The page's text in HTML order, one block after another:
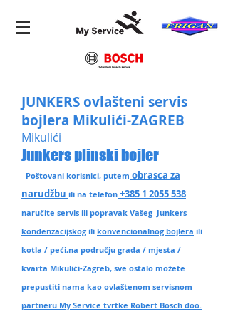
JUNKERS ovlašteni servis
bojlera Mikulići-ZAGREB
Mikulići
Junkers plinski bojler
Poštovani korisnici, putem obrasca za
narudžbu ili na telefon +385 1 2055 538
naručite servis ili popravak Vašeg Junkers
kondenzacijskog ili konvencionalnog bojlera ili
kotla / peći,na području grada / mjesta /
kvarta Mikulići-Zagreb, sve ostalo možete
prepustiti nama kao ovlaštenom servisnom
partneru My Service tvrtke Robert Bosch doo.